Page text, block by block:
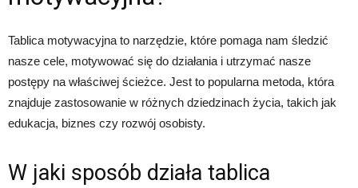
Tablica motywacyjna to narzędzie, które pomaga nam śledzić
nasze cele, motywować się do działania i utrzymać nasze
postępy na właściwej ścieżce. Jest to popularna metoda, która
znajduje zastosowanie w różnych dziedzinach życia, takich jak
edukacja, biznes czy rozwój osobisty.
W jaki sposób działa tablica